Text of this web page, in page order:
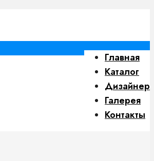
Главная
Каталог
Дизайнер
Галерея
Контакты